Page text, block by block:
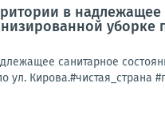
в
уборке
санитарное
Кирова.#чистая_страна